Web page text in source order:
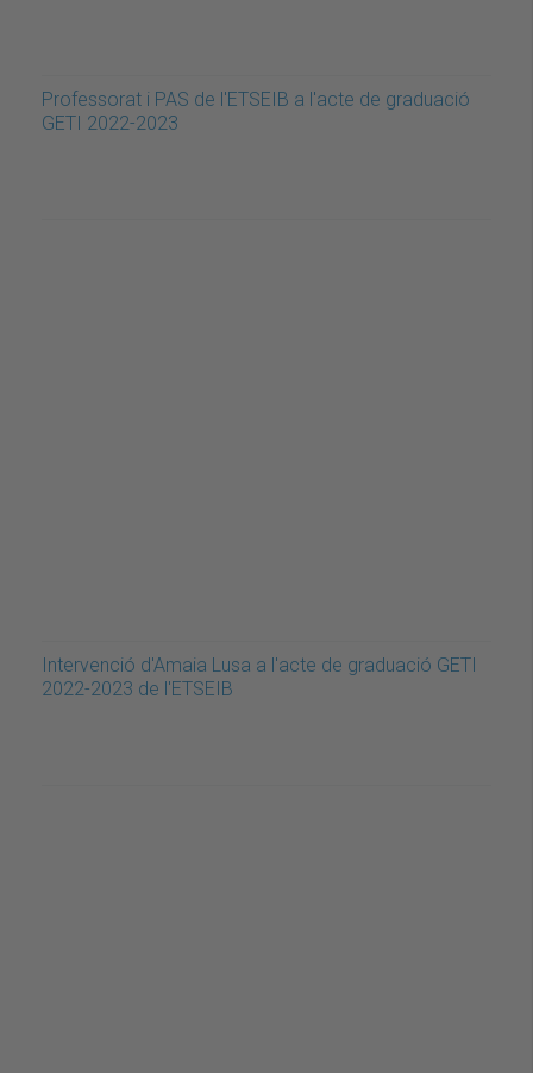
Professorat i PAS de l'ETSEIB a l'acte de graduació
GETI 2022-2023
Intervenció d'Amaia Lusa a l'acte de graduació GETI
2022-2023 de l'ETSEIB